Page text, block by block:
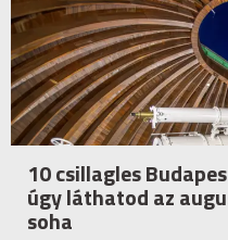
10 csillagles
úgy láthatod az
soha